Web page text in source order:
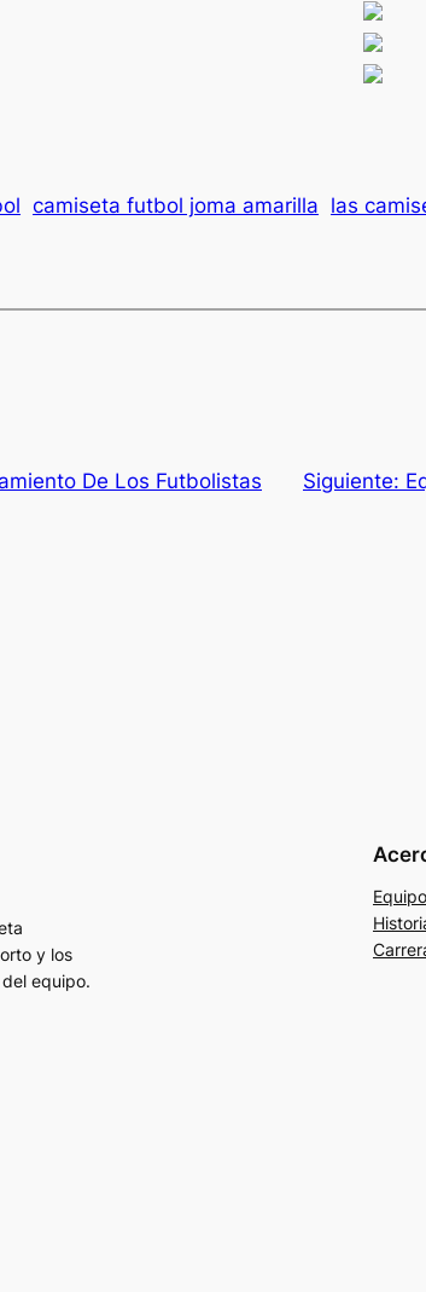
camiseta futbol joma amarilla las
De Los Futbolistas Siguiente:
y los
equipo.
Equipo